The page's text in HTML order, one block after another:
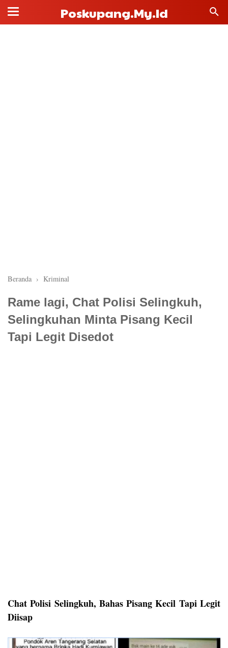
Poskupang.my.id
Beranda › Kriminal
Rame lagi, Chat Polisi Selingkuh,
Selingkuhan Minta Pisang Kecil
Tapi Legit Disedot
Chat Polisi Selingkuh, Bahas Pisang Kecil Tapi Legit
Diisap